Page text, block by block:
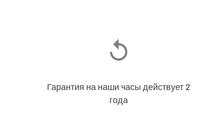
Гарантия на наши часы действует 2
года